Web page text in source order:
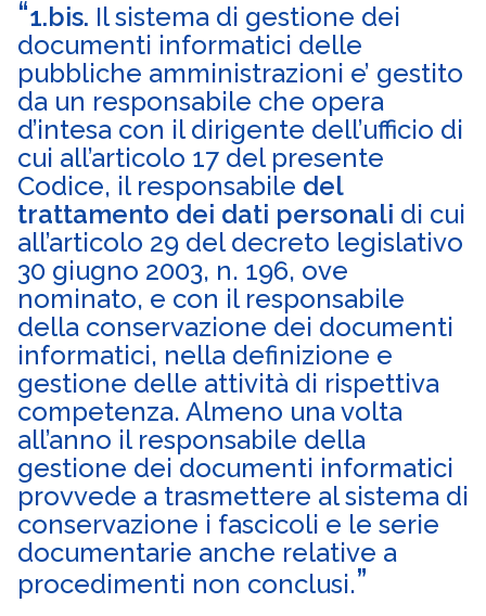
1.bis. Il sistema di gestione dei
documenti informatici delle
pubbliche amministrazioni e’ gestito
da un responsabile che opera
d’intesa con il dirigente dell’ufficio di
cui all’articolo 17 del presente
Codice, il responsabile del
trattamento dei dati personali di cui
all’articolo 29 del decreto legislativo
30 giugno 2003, n. 196, ove
nominato, e con il responsabile
della conservazione dei documenti
informatici, nella definizione e
gestione delle attività di rispettiva
competenza. Almeno una volta
all’anno il responsabile della
gestione dei documenti informatici
provvede a trasmettere al sistema di
conservazione i fascicoli e le serie
documentarie anche relative a
procedimenti non conclusi.